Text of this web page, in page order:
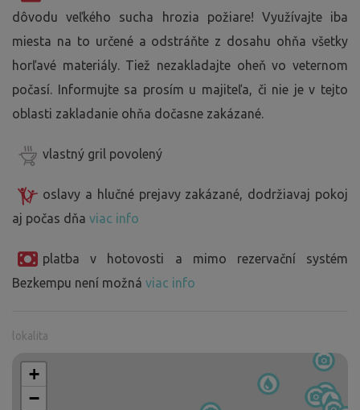
dôvodu veľkého sucha hrozia požiare! Využívajte iba
miesta na to určené a odstráňte z dosahu ohňa všetky
horľavé materiály. Tiež nezakladajte oheň vo veternom
počasí. Informujte sa prosím u majiteľa, či nie je v tejto
oblasti zakladanie ohňa dočasne zakázané.
vlastný gril povolený
oslavy a hlučné prejavy zakázané, dodržiavaj pokoj
aj počas dňa viac info
platba v hotovosti a mimo rezervační systém
Bezkempu není možná viac info
lokalita
+
−